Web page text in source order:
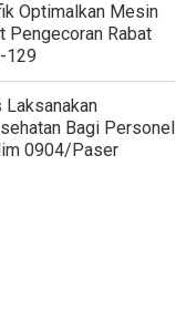
Optimalkan Mesin
Pengecoran Rabat
129
Bagi Personel
0904/Paser